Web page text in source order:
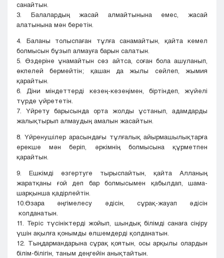
санайтын.
3. Балалардың жасай алмайтынына емес, жасай
алатынына мән беретін.
4. Баланы толыспаған тұлға санамайтын, қайта кемел
болмысын бұзып алмауға барын салатын.
5. Өздеріне ұнамайтын сөз айтса, соған бола ашуланып,
өкпелей бермейтін; қашан да жылы сөйлеп, жымия
қарайтын.
6. Діни міндеттерді кезең-кезеңімен, біртіндеп, жүйелі
түрде үйрететін.
7. Үйрету барысында орта жолды ұстанып, адамдарды
жалықтырып алмаудың амалын жасайтын.
8. Үйренушілер арасындағы тұлғалық айырмашылықтарға
ерекше мән беріп, әркімнің болмысына құрметпен
қарайтын.
9. Ешкімді өзгертуге тырыспайтын, қайта Алланың
жаратқаны ғой деп бар болмысымен қабылдап, шама-
шарқынша қадірлейтін.
10.Өзара әңгімелесу әдісін, сұрақ-жауап әдісін
колданатын.
11. Tepic түсініктерді жойып, шындық білімді санаға сіңіру
үшін ақылға қонымды өлшемдерді қолданатын.
12. Тыңдармандарына сұрақ қоятын, осы арқылы олардын
білім-білігін, таным деңгейін анықтайтын.